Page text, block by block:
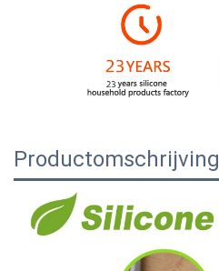
Productomschrijving